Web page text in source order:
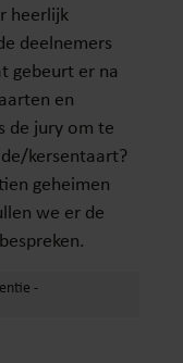
heerlijk
deelnemers
gebeurt er na
en
de jury om te
kersentaart?
geheimen
we er de